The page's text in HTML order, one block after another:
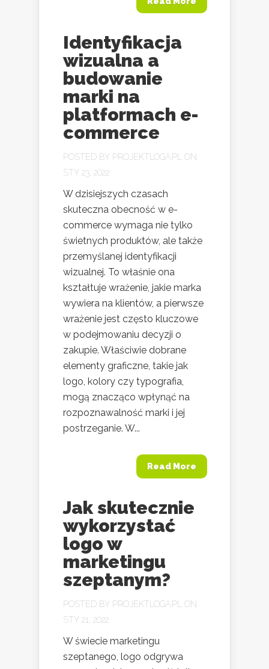
Identyfikacja
wizualna a
budowanie
marki na
platformach e-
commerce
POSTED BY PROJEKTLOGA.PL
ON
STY 23, 2022
W dzisiejszych czasach
skuteczna obecność w e-
commerce wymaga nie tylko
świetnych produktów, ale także
przemyślanej identyfikacji
wizualnej. To właśnie ona
kształtuje wrażenie, jakie marka
wywiera na klientów, a pierwsze
wrażenie jest często kluczowe
w podejmowaniu decyzji o
zakupie. Właściwie dobrane
elementy graficzne, takie jak
logo, kolory czy typografia,
mogą znacząco wpłynąć na
rozpoznawalność marki i jej
postrzeganie. W...
Read More
Jak skutecznie
wykorzystać
logo w
marketingu
szeptanym?
POSTED BY PROJEKTLOGA.PL
ON
STY 21, 2022
W świecie marketingu
szeptanego, logo odgrywa